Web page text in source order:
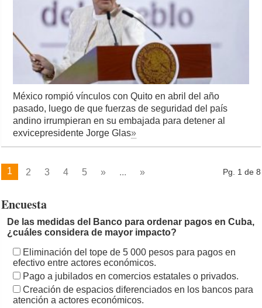
México rompió vínculos con Quito en abril del año
pasado, luego de que fuerzas de seguridad del país
andino irrumpieran en su embajada para detener al
exvicepresidente Jorge Glas»
Pg. 1 de 8
1 2 3 4 5 » ... »
Encuesta
De las medidas del Banco para ordenar pagos en Cuba,
¿cuáles considera de mayor impacto?
Eliminación del tope de 5 000 pesos para pagos en
efectivo entre actores económicos.
Pago a jubilados en comercios estatales o privados.
Creación de espacios diferenciados en los bancos para
atención a actores económicos.